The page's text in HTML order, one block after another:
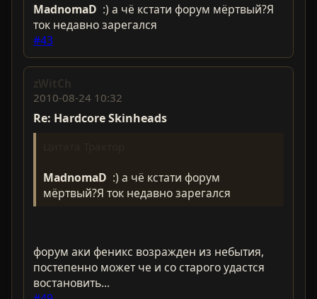
MadnomaD :) а чё кстати форум мёртвый?Я
ток недавно зарегался
#43
zWitCh
2010-08-24 10:32
Re: Hardcorе Skinheads
MadnomaD :) а чё кстати форум
мёртвый?Я ток недавно зарегался
форум аки феникс возражден из небытия,
постепенно может че и со старого удастся
востановить...